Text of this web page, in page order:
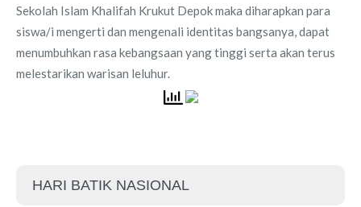
Sekolah Islam Khalifah Krukut Depok maka diharapkan para
siswa/i mengerti dan mengenali identitas bangsanya, dapat
menumbuhkan rasa kebangsaan yang tinggi serta akan terus
melestarikan warisan leluhur.
HARI BATIK NASIONAL